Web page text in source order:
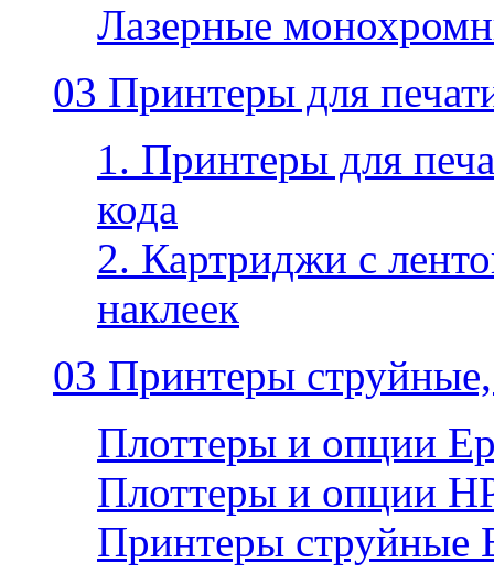
Лазерные
03 Принтеры для
1. Принтеры для
кода
2. Картриджи с
наклеек
03 Принтеры
Плоттеры и опции
Плоттеры и опции
Принтеры струйные